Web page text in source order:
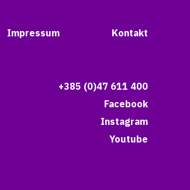
Impressum Kontakt
+385 (0)47 611 400
Facebook
Instagram
Youtube